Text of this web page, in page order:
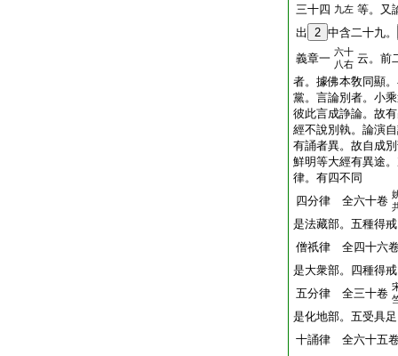
三十四 九左 等。又
出
2 中含二十九。
義章一 六十
八右 云。前
者。據佛本敎同顯
黨。言論別者。小
彼此言成諍論。故
經不說別執。論演
有誦者異。故自成
鮮明等大經有異途
律。有四不同
四分律 全六十卷
是法藏部。五種得戒
僧祇律 全四十六
是大衆部。四種得戒
五分律 全三十卷
是化地部。五受具足
十誦律 全六十五